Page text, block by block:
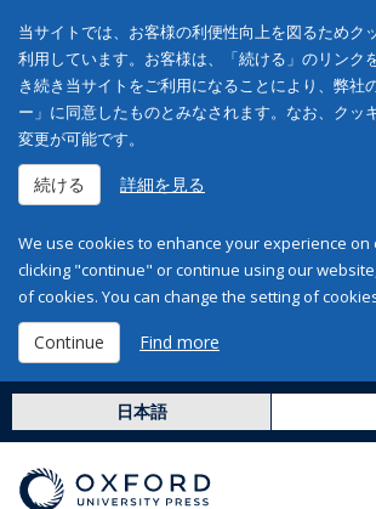
当サイトでは、お客様の利便性向上を図るためク
利用しています。お客様は、「続ける」のリンク
き続き当サイトをご利用になることにより、弊社
ー」に同意したものとみなされます。なお、クッ
変更が可能です。
続ける 詳細を見る
We use cookies to enhance your experience on
clicking "continue" or continue using our
of cookies. You can change the setting of
Continue Find more
日本語